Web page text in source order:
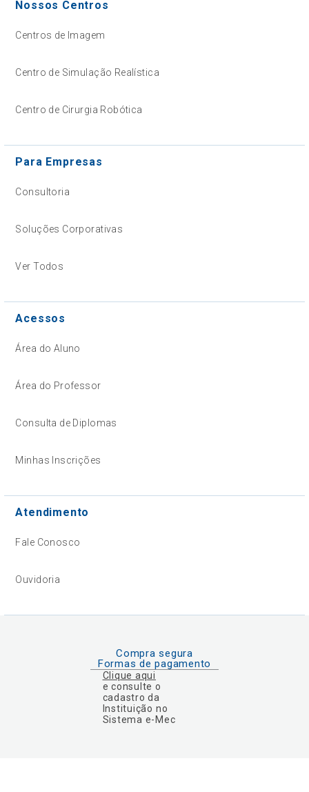
Nossos Centros
Centros de Imagem
Centro de Simulação Realística
Centro de Cirurgia Robótica
Para Empresas
Consultoria
Soluções Corporativas
Ver Todos
Acessos
Área do Aluno
Área do Professor
Consulta de Diplomas
Minhas Inscrições
Atendimento
Fale Conosco
Ouvidoria
Compra segura
Formas de pagamento
Clique aqui
e consulte o
cadastro da
Instituição no
Sistema e-Mec